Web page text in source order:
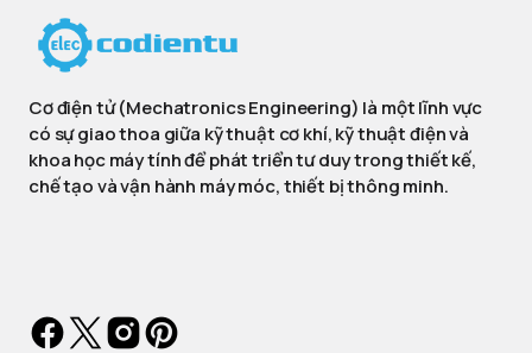
Cơ điện tử (Mechatronics Engineering) là một lĩnh vực
có sự giao thoa giữa kỹ thuật cơ khí, kỹ thuật điện và
khoa học máy tính để phát triển tư duy trong thiết kế,
chế tạo và vận hành máy móc, thiết bị thông minh.